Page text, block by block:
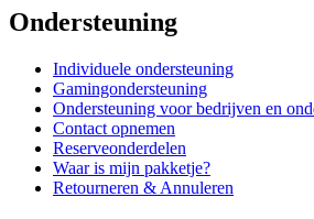
Ondersteuning
Individuele ondersteuning
Gamingondersteuning
Ondersteuning voor bedrijven en
Contact opnemen
Reserveonderdelen
Waar is mijn pakketje?
Retourneren & Annuleren